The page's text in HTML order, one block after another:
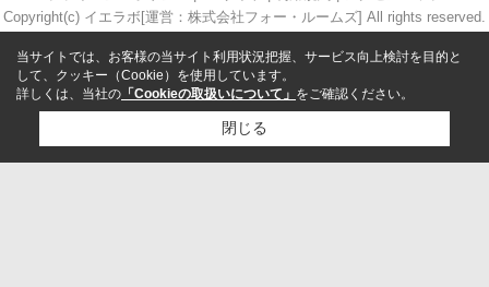
Copyright(c) イエラボ[運営：株式会社フォー・ルームズ] All rights reserved.
当サイトでは、お客様の当サイト利用状況把握、サービス向上検討を目的と
して、クッキー（Cookie）を使用しています。
詳しくは、当社の 「Cookieの取扱いについて」 をご確認ください。
閉じる